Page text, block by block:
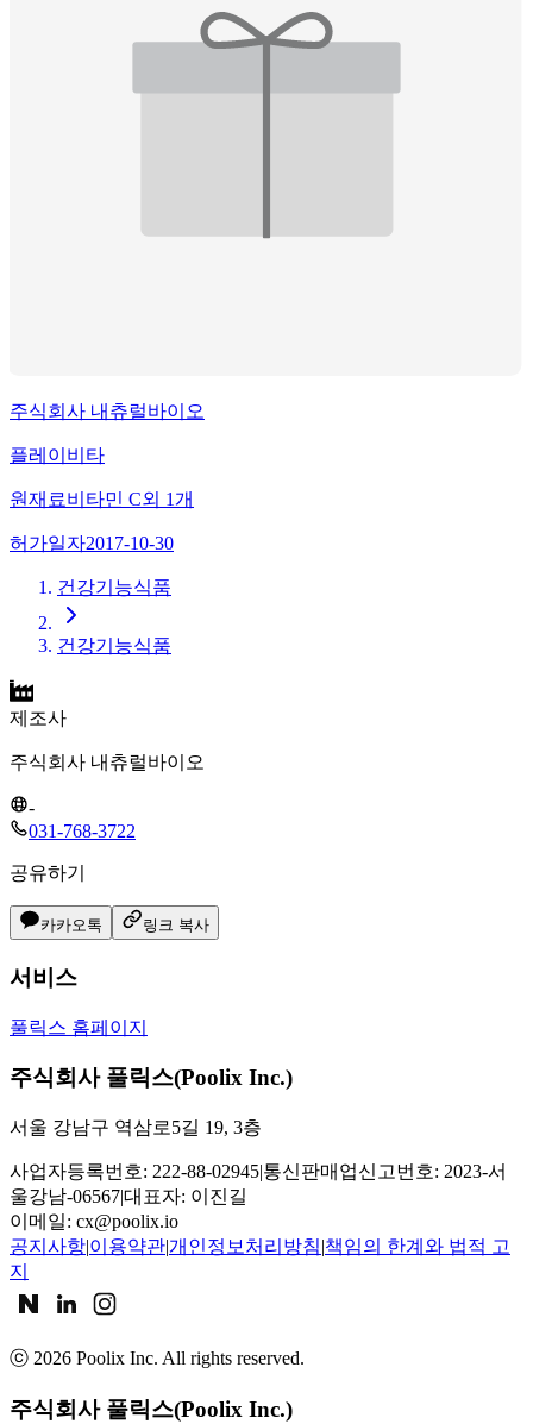
주식회사 내츄럴바이오
플레이비타
원재료비타민 C외 1개
허가일자2017-10-30
건강기능식품
건강기능식품
제조사
주식회사 내츄럴바이오
-
031-768-3722
공유하기
카카오톡 링크 복사
서비스
풀릭스 홈페이지
주식회사 풀릭스(Poolix Inc.)
서울 강남구 역삼로5길 19, 3층
사업자등록번호: 222-88-02945|통신판매업신고번호: 2023-서
울강남-06567|대표자: 이진길
이메일: cx@poolix.io
공지사항|이용약관|개인정보처리방침|책임의 한계와 법적 고
지
ⓒ 2026 Poolix Inc. All rights reserved.
주식회사 풀릭스(Poolix Inc.)